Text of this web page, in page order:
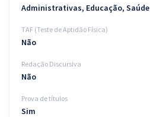
Administrativas, Educação, Saúde
TAF (Teste de Aptidão Física)
Não
Redação Discursiva
Não
Prova de títulos
Sim